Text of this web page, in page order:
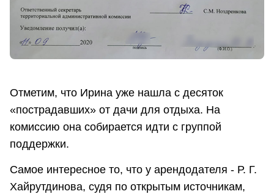
Отметим, что Ирина уже нашла с десяток
«пострадавших» от дачи для отдыха. На
комиссию она собирается идти с группой
поддержки.
Самое интересное то, что у арендодателя - Р. Г.
Хайрутдинова, судя по открытым источникам,